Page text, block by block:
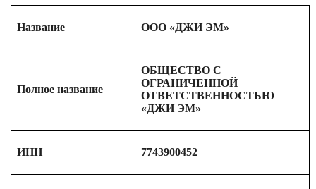
Название ООО «ДЖИ ЭМ»
Полное название
ОБЩЕСТВО С
ОГРАНИЧЕННОЙ
ОТВЕТСТВЕННОСТЬЮ
«ДЖИ ЭМ»
ИНН 7743900452